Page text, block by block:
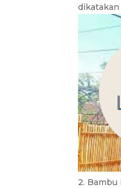
dikatakan
2. Bambu